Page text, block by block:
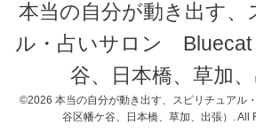
本当の自分が動き出す、
ル・占いサロン Bluecat
谷、日本橋、草加、
©2026 本当の自分が動き出す、スピリチュア
谷区幡ケ谷、日本橋、草加、出張） . All